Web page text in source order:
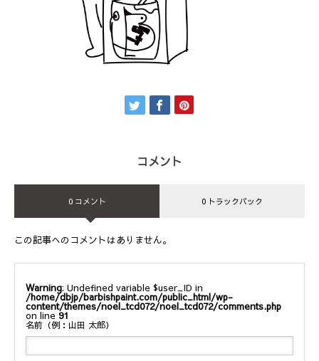
コメント
0 コメント 0 トラックバック
この記事へのコメントはありません。
Warning : Undefined variable $user_ID in
/home/dbjp/barbishpaint.com/public_html/wp-
content/themes/noel_tcd072/noel_tcd072/comments.php
on line 91
名前（例：山田 太郎）